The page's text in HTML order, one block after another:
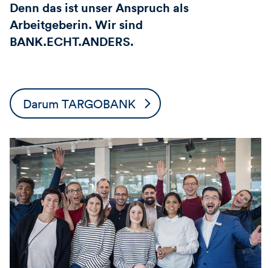
Denn das ist unser Anspruch als
Arbeitgeberin. Wir sind
BANK.ECHT.ANDERS.
Darum TARGOBANK